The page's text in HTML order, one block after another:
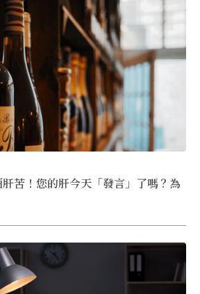
苦！您的肝今天「發言」了嗎？為